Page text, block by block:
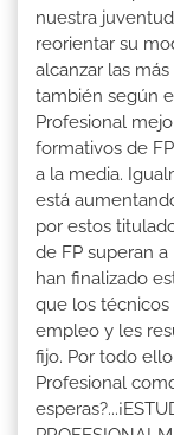
nuestra
reorientar su
alcanzar las
también según
Profesional
formativos de
a la media.
está
por estos
de FP superan
han finalizado
que los
empleo y les
fijo. Por todo
Profesional